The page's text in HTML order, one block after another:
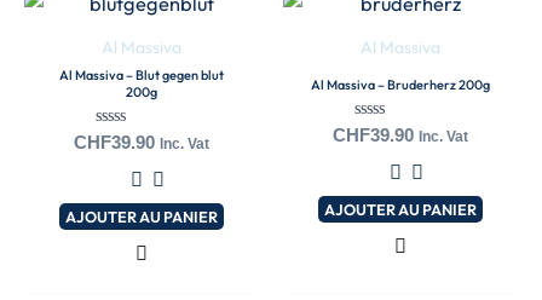
produit
Al Massiva
Al Massiva – Blut gegen blut
200g
Note
CHF39.90 Inc. Vat
AJOUTER AU PANIER
Al Massiva
Al Massiva – Bruderherz 200g
Note
CHF39.90 Inc. Vat
AJOUTER AU PANIER